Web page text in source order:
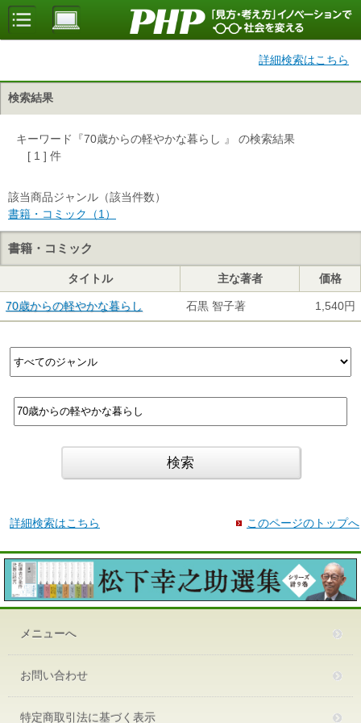
詳細検索はこちら
検索結果
キーワード『70歳からの軽やかな暮らし 』 の検索結果
[ 1 ] 件
該当商品ジャンル（該当件数）
書籍・コミック（1）
書籍・コミック
タイトル 主な著者 価格
70歳からの軽やかな暮らし 石黒 智子著 1,540円
詳細検索はこちら このページのトップへ
メニューへ
お問い合わせ
特定商取引法に基づく表示